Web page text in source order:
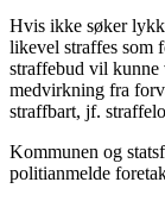
Hvis ikke søker
likevel straffes som
straffebud vil kunne
medvirkning fra
straffbart, jf.
Kommunen og
politianmelde